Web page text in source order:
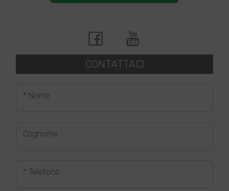
CONTATTACI
* Nome
Cognome
* Telefono